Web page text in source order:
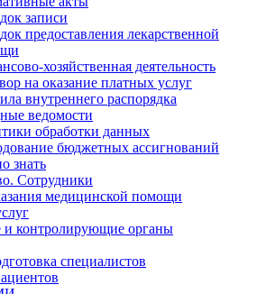
записи
предоставления лекарственной
хозяйственная деятельность
на оказание платных услуг
внутреннего распорядка
ведомости
обработки данных
бюджетных ассигнований
знать
Сотрудники
медицинской помощи
и контролирующие органы
специалистов